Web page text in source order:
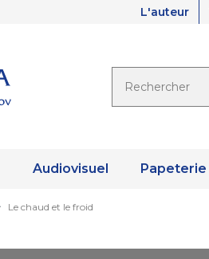
L'auteur
Audiovisuel Papeterie
Le chaud et le froid